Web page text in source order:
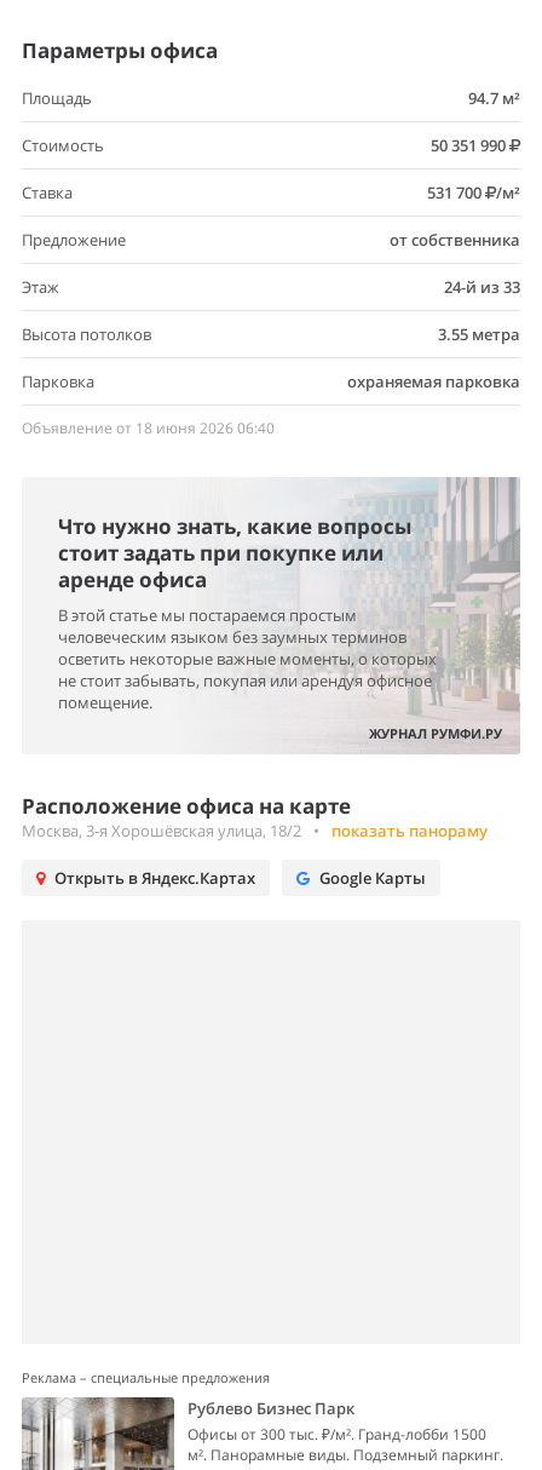
Параметры офиса
Площадь 94.7 м²
Стоимость 50 351 990
Ставка 531 700 /м²
Предложение от собственника
Этаж 24-й из 33
Высота потолков 3.55 метра
Парковка охраняемая парковка
Объявление от 18 июня 2026 06:40
Что нужно знать, какие вопросы
стоит задать при покупке или
аренде офиса
В этой статье мы постараемся простым
человеческим языком без заумных терминов
осветить некоторые важные моменты, о которых
не стоит забывать, покупая или арендуя офисное
помещение.
ЖУРНАЛ РУМФИ.РУ
Расположение офиса на карте
Москва, 3-я Хорошёвская улица, 18/2 • показать панораму
Открыть в Яндекс.Картах Google Карты
Реклама – специальные предложения
Рублево Бизнес Парк
Офисы от 300 тыс. ₽/м². Гранд-лобби 1500
м². Панорамные виды. Подземный паркинг.